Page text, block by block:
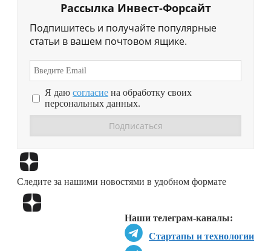
Рассылка Инвест-Форсайт
Подпишитесь и получайте популярные
статьи в вашем почтовом ящике.
Я даю согласие на обработку своих
персональных данных.
Следите за нашими новостями в удобном формате
Наши телеграм-каналы:
Стартапы и технологии